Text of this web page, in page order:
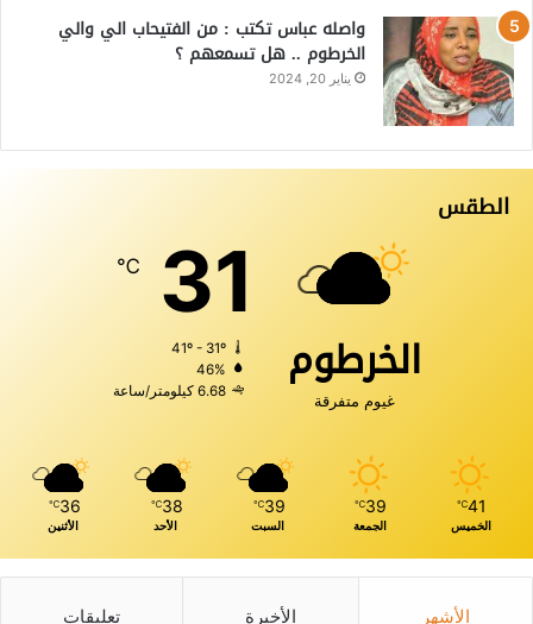
واصله عباس تكتب : من الفتيحاب الي والي
الخرطوم .. هل تسمعهم ؟
يناير 20, 2024
الطقس
الخرطوم
غيوم متفرقة
31
℃
41º - 31º
46%
6.68 كيلومتر/ساعة
41
℃
الخميس
39
℃
الجمعة
39
℃
السبت
38
℃
الأحد
36
℃
الأثنين
الأشهر الأخيرة تعليقات